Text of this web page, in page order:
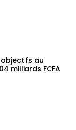
objectifs au
milliards FCFA